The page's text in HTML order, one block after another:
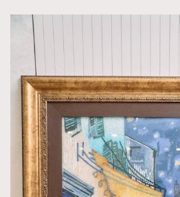
AFrenchMind
EmpowerF